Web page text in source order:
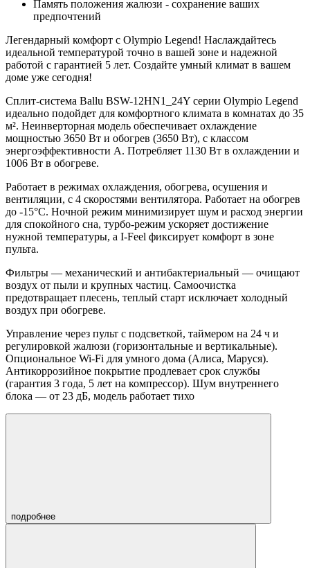
Память положения жалюзи - сохранение ваших
предпочтений
Легендарный комфорт с Olympio Legend! Наслаждайтесь
идеальной температурой точно в вашей зоне и надежной
работой с гарантией 5 лет. Создайте умный климат в вашем
доме уже сегодня!
Сплит-система Ballu BSW-12HN1_24Y серии Olympio Legend
идеально подойдет для комфортного климата в комнатах до 35
м². Неинверторная модель обеспечивает охлаждение
мощностью 3650 Вт и обогрев (3650 Вт), с классом
энергоэффективности A. Потребляет 1130 Вт в охлаждении и
1006 Вт в обогреве.
Работает в режимах охлаждения, обогрева, осушения и
вентиляции, с 4 скоростями вентилятора. Работает на обогрев
до -15°C. Ночной режим минимизирует шум и расход энергии
для спокойного сна, турбо-режим ускоряет достижение
нужной температуры, а I-Feel фиксирует комфорт в зоне
пульта.
Фильтры — механический и антибактериальный — очищают
воздух от пыли и крупных частиц. Самоочистка
предотвращает плесень, теплый старт исключает холодный
воздух при обогреве.
Управление через пульт с подсветкой, таймером на 24 ч и
регулировкой жалюзи (горизонтальные и вертикальные).
Опциональное Wi-Fi для умного дома (Алиса, Маруся).
Антикоррозийное покрытие продлевает срок службы
(гарантия 3 года, 5 лет на компрессор). Шум внутреннего
блока — от 23 дБ, модель работает тихо
подробнее